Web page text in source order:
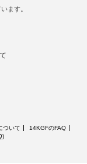
ます。
ついて
14KGFのFAQ